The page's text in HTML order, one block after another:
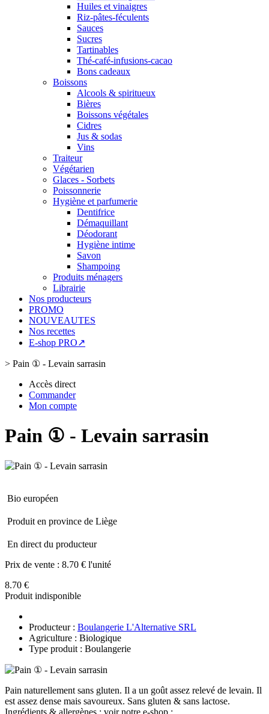
Huiles et vinaigres
Riz-pâtes-féculents
Sauces
Sucres
Tartinables
Thé-café-infusions-cacao
Bons cadeaux
Boissons
Alcools & spiritueux
Bières
Boissons végétales
Cidres
Jus & sodas
Vins
Traiteur
Végétarien
Glaces - Sorbets
Poissonnerie
Hygiène et parfumerie
Dentifrice
Démaquillant
Déodorant
Hygiène intime
Savon
Shampoing
Produits ménagers
Librairie
Nos producteurs
PROMO
NOUVEAUTES
Nos recettes
E-shop PRO↗
> Pain ① - Levain sarrasin
Accès direct
Commander
Mon compte
Pain ① - Levain sarrasin
Bio européen
Produit en province de Liège
En direct du producteur
Prix de vente : 8.70 € l'unité
8.70 €
Produit indisponible
Producteur : Boulangerie L'Alternative SRL
Agriculture : Biologique
Type produit : Boulangerie
Pain naturellement sans gluten. Il a un goût assez relevé de levain. Il
est assez dense mais savoureux. Sans gluten & sans lactose.
Ingrédients & allergènes : voir notre e-shop :